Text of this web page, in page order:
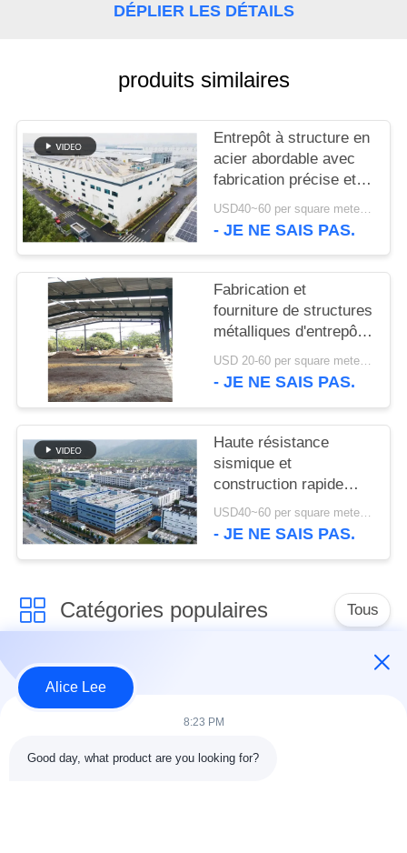
CONTACTER
NOUVELLES
CAS
PLAN
DU
SITE
POLITIQUE
CONFIDENTIALITÉ
DÉPLIER LES DÉTAILS
produits similaires
Entrepôt à structure en
acier abordable avec
fabrication précise et
solution de livraison
unique
USD40~60 per square meter MOQ:1000 sqm
- JE NE SAIS PAS.
Fabrication et
fourniture de structures
métalliques d'entrepôt
avec conception de
portiques
USD 20-60 per square meter MOQ:1000 M²
- JE NE SAIS PAS.
Haute résistance
sismique et
construction rapide
avec un entrepôt à
structure en acier
USD40~60 per square meter MOQ:1000 mètres carrés
- JE NE SAIS PAS.
Catégories populaires Tous
construction de
structure métallique
en acier
architectural
Alice Lee
8:23 PM
Good day, what product are you looking for?